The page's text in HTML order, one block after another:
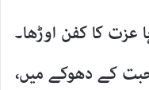
کا کفن اوڑھا۔
کے دھوکے میں،